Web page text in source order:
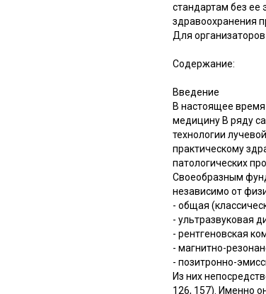
стандартам без ее
здравоохранения
Для
Содержание:
Введение
В настоящее время
медицину В ряду
технологии
практическому
патологических
Своеобразным
независимо от
- общая
- ультразвуковая
- рентгеновская
- магнитно-
- позитронно-
Из них
126, 157). Именно